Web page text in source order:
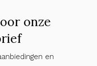
onze
en